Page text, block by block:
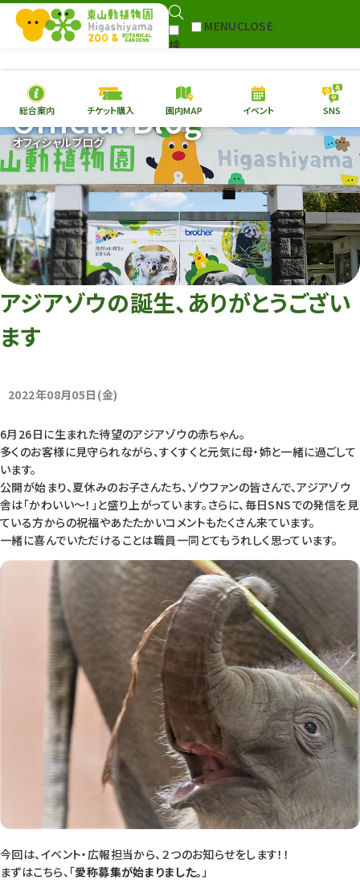
検
MENUCLOSE
本日の開園情報 チケ
園内MAP イベント
総合案内
動物園 植物園
再生プラン
東山動植物園
への支援
環境教育
総合案内 チケット購入 園内MAP イベント SNS
オフィシャルブログ
Official Blog
アジアゾウの誕生、ありがとうござい
ます
2022年08月05日(金)
6月26日に生まれた待望のアジアゾウの赤ちゃん。
多くのお客様に見守られながら、すくすくと元気に母・姉と一緒に過ごして
います。
公開が始まり、夏休みのお子さんたち、ゾウファンの皆さんで、アジアゾウ
舎は「かわいい～！」と盛り上がっています。さらに、毎日SNSでの発信を見
ている方からの祝福やあたたかいコメントもたくさん来ています。
一緒に喜んでいただけることは職員一同とてもうれしく思っています。
今回は、イベント・広報担当から、２つのお知らせをします！！
まずはこちら、「愛称募集が始まりました。」